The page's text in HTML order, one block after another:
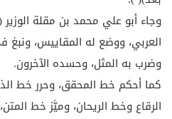
العربي، ووضع له المقاييس،
وضرب به المثل، وحسده الآخرون.
كما أحكم خط المحقق، وحرر خط
الرقاع وخط الريحان، وميَّز خط